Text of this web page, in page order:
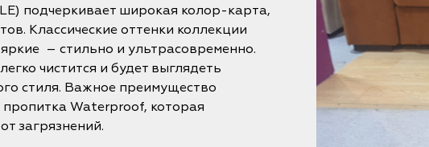
подчеркивает широкая колор-карта,
Классические оттенки коллекции
– стильно и ультрасовременно.
чистится и будет выглядеть
стиля. Важное преимущество
Waterproof, которая
загрязнений.